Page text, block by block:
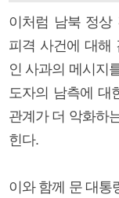
이처럼 남북 정상
피격 사건에 대해
인 사과의 메시지
도자의 남측에 대
관계가 더 악화하
힌다.
이와 함께 문 대통